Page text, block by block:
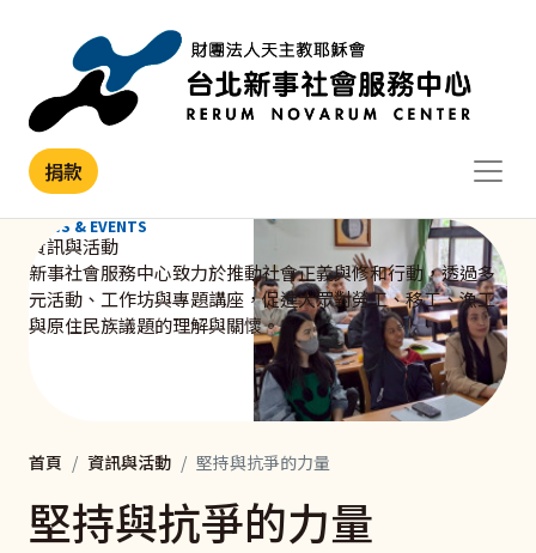
捐款
NEWS & EVENTS
資訊與活動
新事社會服務中心致力於推動社會正義與修和行動，透過多
元活動、工作坊與專題講座，促進大眾對勞工、移工、漁工
與原住民族議題的理解與關懷。
首頁 資訊與活動 堅持與抗爭的力量
堅持與抗爭的力量